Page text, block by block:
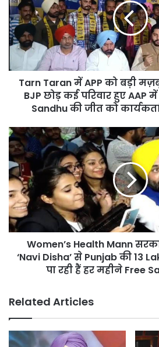
APP
को
बड़ी
मज़बूती,
Congress
और
BJP
हुए
AAP
में
शामिल,
Harmeet
Sandhu
की
जीत
को
कार्यकर्ताओं
Tarn Taran में APP को बड़ी
BJP छोड़ कई परिवार हुए AAP
Sandhu की जीत को
Women’s
Health
Mann
सरकार
की
प्राथमिकता!
‘Navi
Disha’
से
Punjab
ज़्यादा
महिलाएं
पा
रही
Women’s Health Mann
‘Navi Disha’ से Punjab की 13
पा रही हैं हर महीने Free
Related Articles